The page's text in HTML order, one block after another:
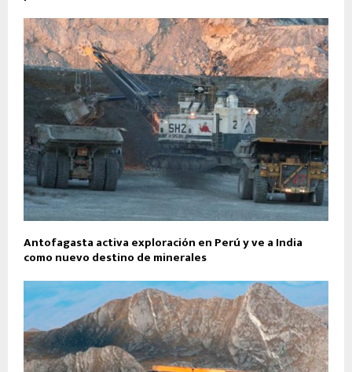
Antofagasta activa exploración en Perú y ve a India
como nuevo destino de minerales